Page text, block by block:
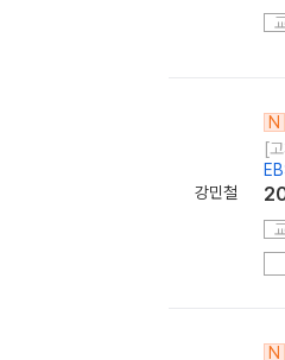
강민철
N
[
N